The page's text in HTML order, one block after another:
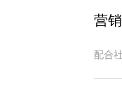
营销
配合